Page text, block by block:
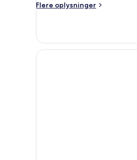
-
(SJMP-
CN)
Flere oplysninger
Flere
-
privat
pool